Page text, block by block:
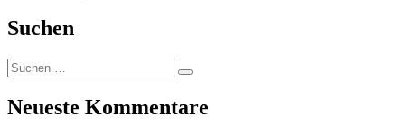
Suchen
Suchen
nach:
Suchen
Neueste Kommentare